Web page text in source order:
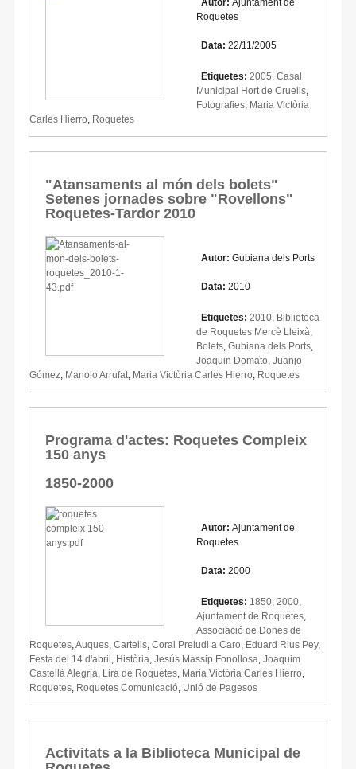
Roquetes
Data: 22/11/2005
Etiquetes: 2005 Casal
Municipal Hort de Cruells
Fotografies Maria Victòria
Carles Hierro Roquetes
"Atansaments al món dels bolets"
Setenes jornades sobre "Rovellons"
Roquetes-Tardor 2010
Autor: Gubiana dels Ports
Data: 2010
Etiquetes: 2010 Biblioteca
de Roquetes Mercè Lleixà
Bolets Gubiana dels Ports
Joaquin Domato Juanjo
Gómez Manolo Arrufat Maria Victòria Carles Hierro Roquetes
Programa d'actes: Roquetes Compleix
150 anys
1850-2000
Autor: Ajuntament de
Roquetes
Data: 2000
Etiquetes: 1850 2000
Ajuntament de Roquetes
Associació de Dones de
Roquetes Auques Cartells Coral Preludi a Caro Eduard Rius Pey,
Festa del 14 d'abril Història Jesús Massip Fonollosa Joaquim
Castellà Alegria Lira de Roquetes Maria Victòria Carles Hierro
Roquetes Roquetes Comunicació Unió de Pagesos
Activitats a la Biblioteca Municipal de